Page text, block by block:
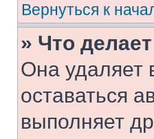
Вернуться к
» Что
Она удаляет
оставаться
выполняет